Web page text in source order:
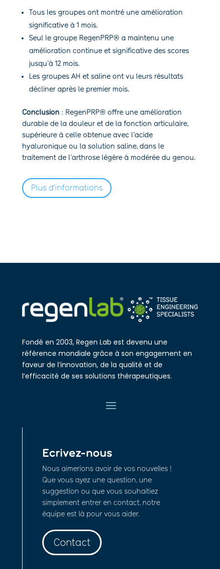
Tous les groupes ont montré une amélioration
significative à 1 mois.
Seul le groupe RegenPRP® a maintenu une
amélioration continue et significative des scores
jusqu’à 12 mois.
Les groupes AH et saline ont vu leurs résultats
décliner après le premier mois.
Conclusion: RegenPRP® offre une amélioration
durable de la douleur et de la fonction articulaire,
supérieure à celle obtenue avec l’acide
hyaluronique ou la solution saline, dans le
traitement de l’arthrose légère à modérée du genou.
Plus d'informations
Fondé en 2003, Regen Lab est devenu une
référence mondiale grâce à son engagement en
faveur de l’innovation, de la qualité et de
l’efficacité de ses solutions thérapeutiques.
Ecrivez-nous
Nous aimerions avoir de vos nouvelles !
Que vous ayez une question, une
suggestion ou que vous souhaitiez
simplement entrer en contact, notre
équipe est là pour vous aider.
Contact